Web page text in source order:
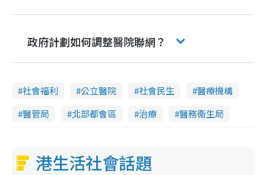
政府計劃如何調整醫院聯網？
社會福利 公立醫院 社會民生
醫療機構
醫管局‎
北部都會區 治療 醫務衞生局
港生活社會話題